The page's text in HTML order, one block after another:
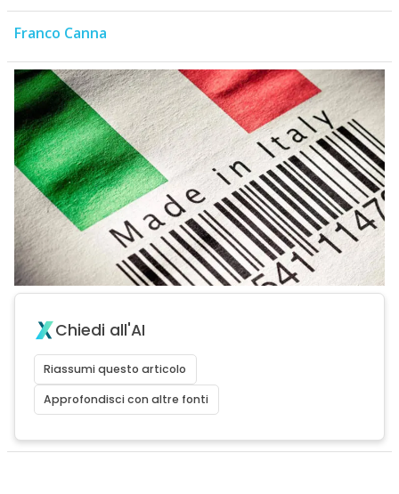
Franco Canna
Chiedi all'AI
Riassumi questo articolo
Approfondisci con altre fonti